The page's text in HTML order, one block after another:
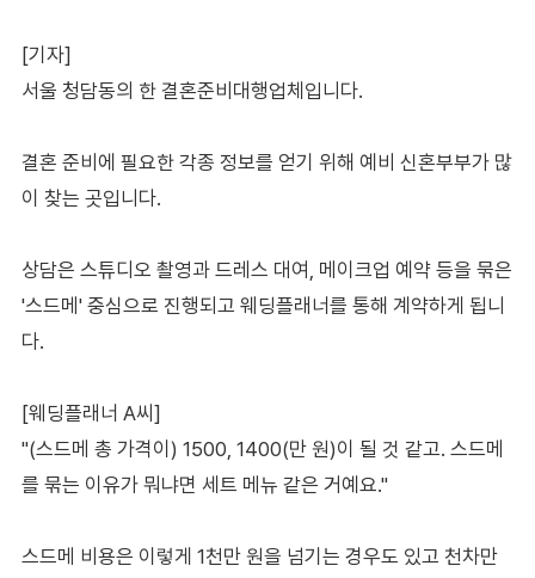
[기자]
서울 청담동의 한 결혼준비대행업체입니다.
결혼 준비에 필요한 각종 정보를 얻기 위해 예비 신혼부부가 많
이 찾는 곳입니다.
상담은 스튜디오 촬영과 드레스 대여, 메이크업 예약 등을 묶은
'스드메' 중심으로 진행되고 웨딩플래너를 통해 계약하게 됩니
다.
[웨딩플래너 A씨]
"(스드메 총 가격이) 1500, 1400(만 원)이 될 것 같고. 스드메
를 묶는 이유가 뭐냐면 세트 메뉴 같은 거예요."
스드메 비용은 이렇게 1천만 원을 넘기는 경우도 있고 천차만